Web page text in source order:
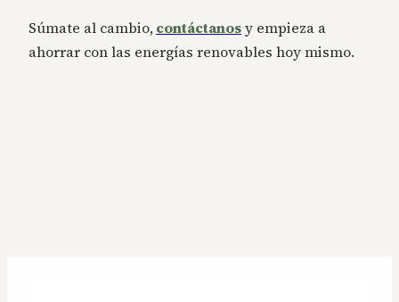
Súmate al cambio,contáctanosy empieza a
ahorrar con las energías renovables hoy mismo.